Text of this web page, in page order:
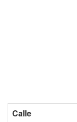
Calle